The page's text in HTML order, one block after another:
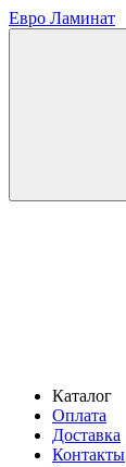
Евро Ламинат
Каталог
Оплата
Доставка
Контакты